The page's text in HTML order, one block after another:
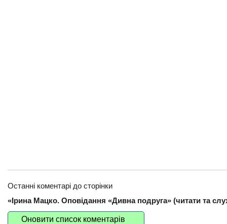
Останні коментарі до сторінки
«Ірина Мацко. Оповідання «Дивна подруга» (читати та
Оновити список коментарів